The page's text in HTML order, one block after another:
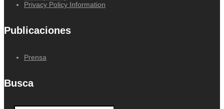
Privacy Policy Information
Publicaciones
Prensa
Busca